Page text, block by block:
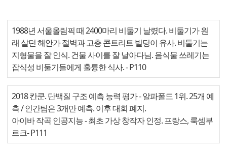
1988년 서울올림픽 때 2400마리 비둘기 날렸다. 비둘기가 원
래 살던 해안가 절벽과 고층 콘트리트 빌딩이 유사. 비둘기는
지형물을 잘 인식. 건물 사이를 잘 날아다님. 음식물 쓰레기는
잡식성 비둘기들에게 훌륭한 식사.- P110
2018 칸쿤. 단백질 구조 예측 능력 평가 - 알파폴드 1위. 25개 예
측 / 인간팀은 3개만 예측. 이후 대회 폐지.
아이바 작곡 인공지능 - 최초 가상 창작자 인정. 프랑스, 룩셈부
르크- P111